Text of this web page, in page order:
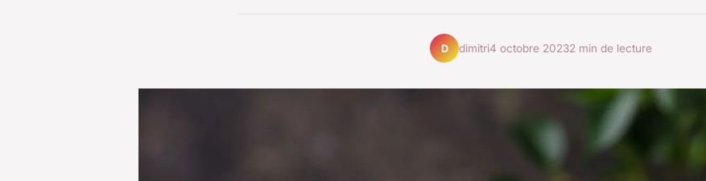
D dimitri4 octobre 20232 min de lecture